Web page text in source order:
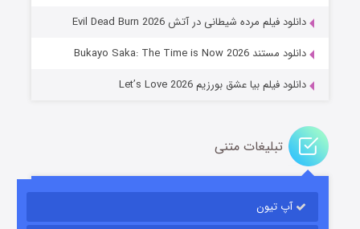
باب اسفنجی فصل ۱۷
قسمت۶ (زیرنویس) منتشر شد
دانلود فیلم مرده شیطانی در آتش Evil Dead Burn 2026
دانلود مستند Bukayo Saka: The Time is Now 2026
دانلود فیلم بیا عشق بورزیم Let’s Love 2026
تبلیغات متنی
آپ تیون